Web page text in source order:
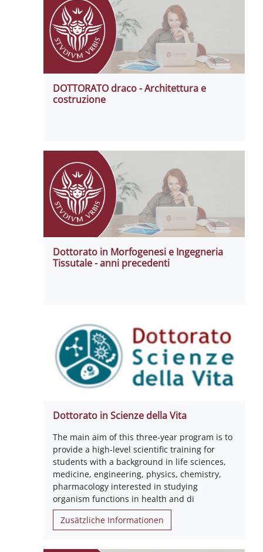
DOTTORATO draco - Architettura e
costruzione
Dottorato in Morfogenesi e Ingegneria
Tissutale - anni precedenti
Dottorato in Scienze della Vita
The main aim of this three-year program is to
provide a high-level scientific training for
students with a background in life sciences,
medicine, engineering, physics, chemistry,
pharmacology interested in studying
organism functions in health and di
Zusätzliche Informationen